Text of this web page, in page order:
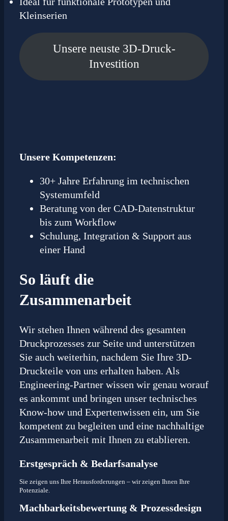
Kleinserien
Unsere neuste 3D-Druck-
Investition
Unsere Kompetenzen:
30+ Jahre Erfahrung im technischen
Systemumfeld
Beratung von der CAD-Datenstruktur
bis zum Workflow
Schulung, Integration & Support aus
einer Hand
So läuft die
Zusammenarbeit
Wir stehen Ihnen während des gesamten
Druckprozesses zur Seite und unterstützen
Sie auch weiterhin, nachdem Sie Ihre 3D-
Druckteile von uns erhalten haben. Als
Engineering-Partner wissen wir genau worauf
es ankommt und bringen unser technisches
Know-how und Expertenwissen ein, um Sie
kompetent zu begleiten und eine nachhaltige
Zusammenarbeit mit Ihnen zu etablieren.
Erstgespräch & Bedarfsanalyse
Sie zeigen uns Ihre Herausforderungen – wir zeigen Ihnen Ihre
Potenziale.
Machbarkeitsbewertung & Prozessdesign